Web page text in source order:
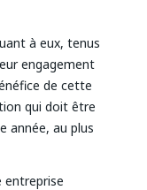
à eux, tenus
engagement
de cette
qui doit être
année, au plus
entreprise